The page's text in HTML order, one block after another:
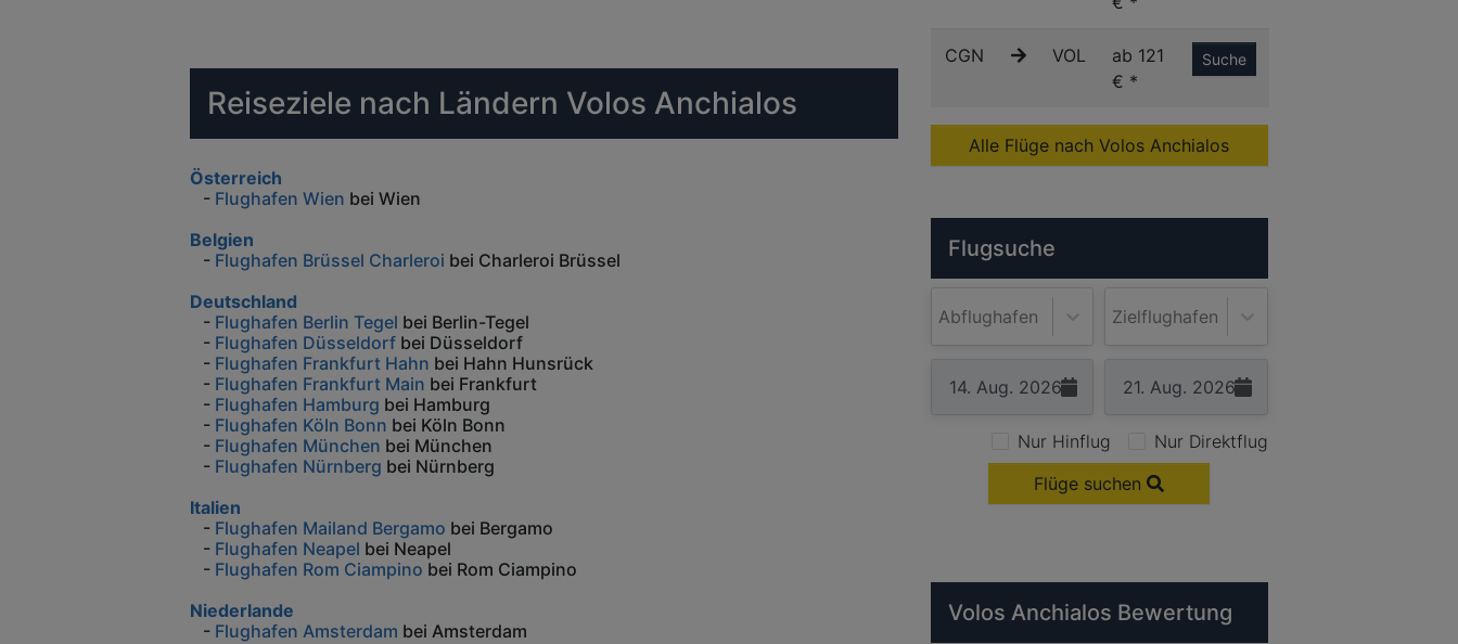
Reiseziele nach Ländern Volos Anchialos
Österreich
- Flughafen Wien bei Wien
Belgien
- Flughafen Brüssel Charleroi bei Charleroi Brüssel
Deutschland
- Flughafen Berlin Tegel bei Berlin-Tegel
- Flughafen Düsseldorf bei Düsseldorf
- Flughafen Frankfurt Hahn bei Hahn Hunsrück
- Flughafen Frankfurt Main bei Frankfurt
- Flughafen Hamburg bei Hamburg
- Flughafen Köln Bonn bei Köln Bonn
- Flughafen München bei München
- Flughafen Nürnberg bei Nürnberg
Italien
- Flughafen Mailand Bergamo bei Bergamo
- Flughafen Neapel bei Neapel
- Flughafen Rom Ciampino bei Rom Ciampino
Niederlande
- Flughafen Amsterdam bei Amsterdam
CGN VOL
ab 121
€ *
Suche
Alle Flüge nach Volos Anchialos
Flugsuche
Abflughafen Zielflughafen
Nur Hinflug
Nur Direktflug
Flüge suchen
Volos Anchialos Bewertung